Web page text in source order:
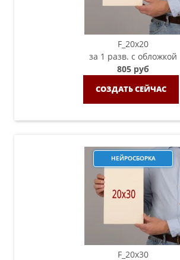
F_20х20
за 1 разв. с обложкой
805 руб
СОЗДАТЬ СЕЙЧАС
НЕЙРОСБОРКА
F_20х30